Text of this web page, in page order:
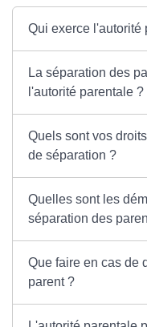
Qui exerce l'autorité
La séparation des
l'autorité parentale ?
Quels sont vos
de séparation ?
Quelles sont les
séparation des
Que faire en cas de
parent ?